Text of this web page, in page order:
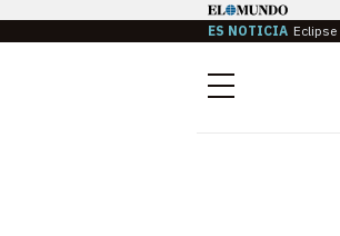
ES NOTICIA Eclipse
Menú